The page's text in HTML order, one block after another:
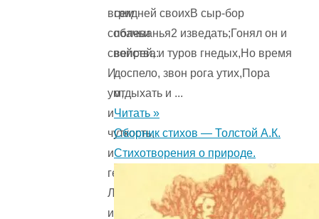
всем
собачьи
свойства:
И
ум,
и
чуткость,
и
геройство,
Любовь,
и
гридней своихВ сыр-бор
полеванья2 изведать;Гонял он и
вепрей, и туров гнедых,Но время
доспело, звон рога утих,Пора
отдыхать и ...
Читать »
Сборник стихов — Толстой А.К.
Стихотворения о природе.